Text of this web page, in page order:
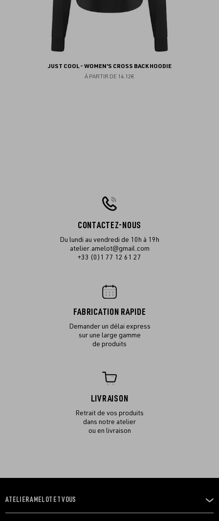
JUST COOL - WOMEN'S CROSS BACK HOODIE
À PARTIR DE 14.12€
CONTACTEZ-NOUS
Du lundi au vendredi de 10h à 19h
atelier.amelot@gmail.com
+33 (0)1 77 12 61 27
FABRICATION RAPIDE
Demander un délai express
sur une large gamme
de produits
LIVRAISON
Retrait de vos produits
dans notre atelier
ou en livraison
OUVRIR
LE
ATELIER AMELOT ET VOUS